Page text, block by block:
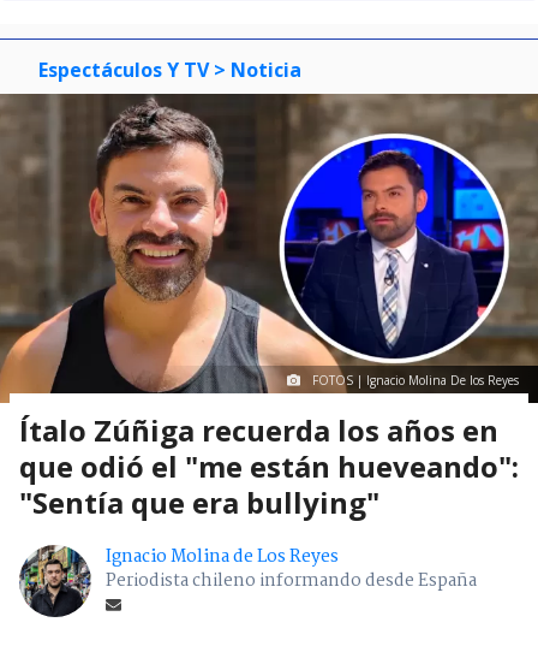
Espectáculos Y TV > Noticia
FOTOS | Ignacio Molina De los Reyes
Ítalo Zúñiga recuerda los años en
que odió el "me están hueveando":
"Sentía que era bullying"
Ignacio Molina de Los Reyes
Periodista chileno informando desde España